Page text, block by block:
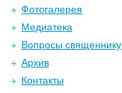
Фотогалерея
Медиатека
Вопросы священнику
Архив
Контакты